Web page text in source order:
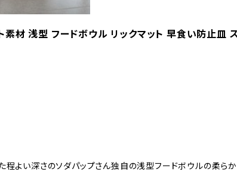
素材 浅型 フードボウル リックマット 早食い防止
よい深さのソダパップさん独自の浅型フードボウルの柔らか